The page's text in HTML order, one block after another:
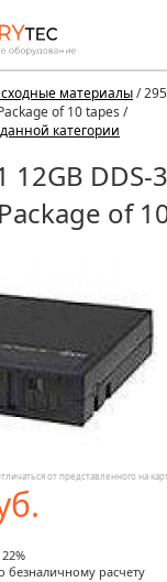
материалы/
of 10 tapes /
категории
12GB
of
от представленного на
безналичному расчету